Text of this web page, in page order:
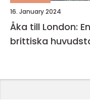
16. January 2024
Åka till London:
brittiska